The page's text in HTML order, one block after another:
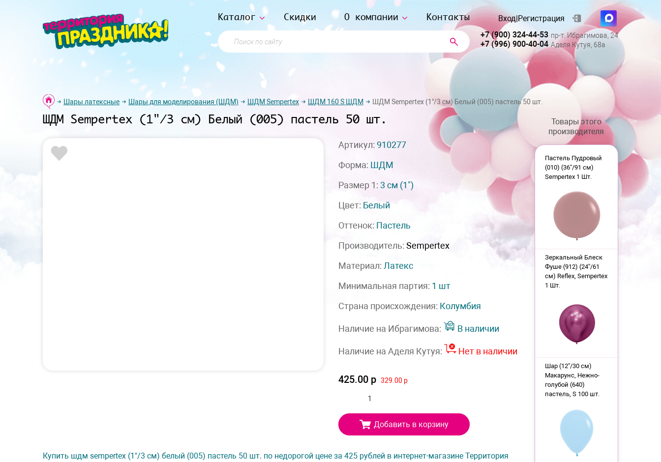
Каталог Скидки О компании Контакты
Поиск по сайту
Вход|Регистрация
+7 (900) 324-44-53 пр-т. Ибрагимова, 24
+7 (996) 900-40-04 Аделя Кутуя, 68а
Шары латексные Шары для моделирования (ШДМ) ШДМ Sempertex ШДМ 160 S ШДМ ШДМ Sempertex (1"/3 см) Белый (005) пастель 50 шт.
ШДМ Sempertex (1"/3 см) Белый (005) пастель 50 шт.
Артикул: 910277
Форма: ШДМ
Размер 1: 3 см (1")
Цвет: Белый
Оттенок: Пастель
Производитель: Sempertex
Материал: Латекс
Минимальная партия: 1 шт
Страна происхождения: Колумбия
Наличие на Ибрагимова: В наличии
Наличие на Аделя Кутуя: Нет в наличии
425.00 р 329.00 р
Добавить в корзину
Купить шдм sempertex (1"/3 см) белый (005) пастель 50 шт. по недорогой цене за 425 рублей в интернет-магазине Территория
Товары этого
производителя
Пастель Пудровый
(010) (36''/91 см)
Sempertex 1 Шт.
Зеркальный Блеск
Фуше (912) (24''/61
см) Reflex, Sempertex
1 Шт.
Шар (12''/30 см)
Макарунс, Нежно-
голубой (640)
пастель, S 100 шт.